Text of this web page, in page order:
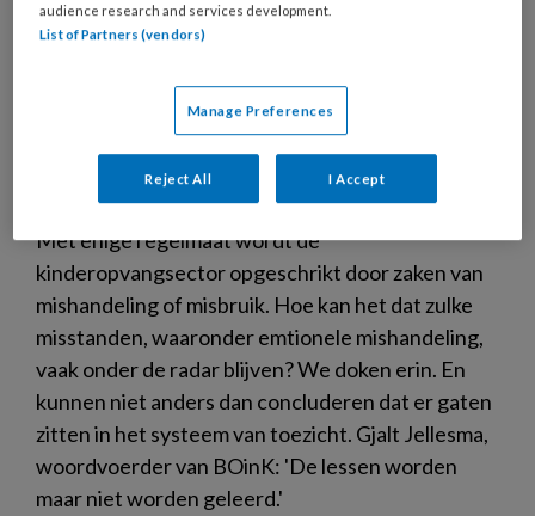
Gaten in het systeem:
mishandeling in de kinderopvang
blijft onder de radar
Met enige regelmaat wordt de
kinderopvangsector opgeschrikt door zaken van
mishandeling of misbruik. Hoe kan het dat zulke
misstanden, waaronder emtionele mishandeling,
vaak onder de radar blijven? We doken erin. En
kunnen niet anders dan concluderen dat er gaten
zitten in het systeem van toezicht. Gjalt Jellesma,
woordvoerder van BOinK: 'De lessen worden
maar niet worden geleerd.'
audience research and services development.
List of Partners (vendors)
Manage Preferences
Reject All I Accept